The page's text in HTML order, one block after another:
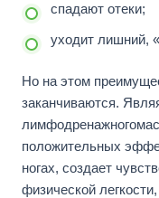
спадают отеки;
уходит лишний,
Но на этом
заканчиваются.
положительных
ногах, создает
физической